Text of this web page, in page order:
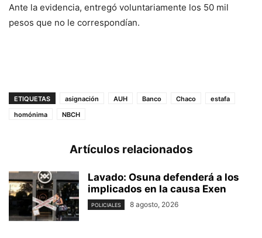
Ante la evidencia, entregó voluntariamente los 50 mil
pesos que no le correspondían.
ETIQUETAS asignación AUH Banco Chaco
estafa
homónima
NBCH
Artículos relacionados
Lavado: Osuna defenderá a los
implicados en la causa Exen
POLICIALES 8 agosto, 2026